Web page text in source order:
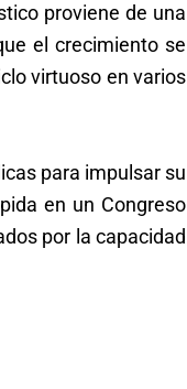
proviene de una
el crecimiento se
virtuoso en varios
para impulsar su
en un Congreso
por la capacidad